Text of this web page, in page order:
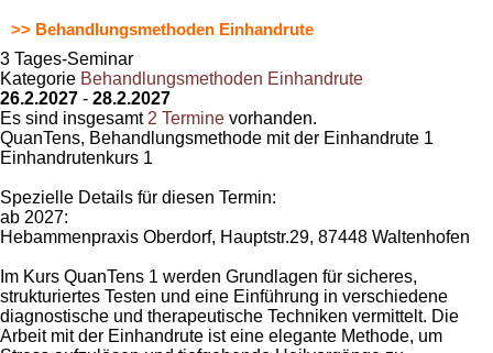
>> Behandlungsmethoden Einhandrute
3 Tages-Seminar
Kategorie Behandlungsmethoden Einhandrute
26.2.2027 - 28.2.2027
Es sind insgesamt 2 Termine vorhanden.
QuanTens, Behandlungsmethode mit der Einhandrute 1
Einhandrutenkurs 1
Spezielle Details für diesen Termin:
ab 2027:
Hebammenpraxis Oberdorf, Hauptstr.29, 87448 Waltenhofen
Im Kurs QuanTens 1 werden Grundlagen für sicheres,
strukturiertes Testen und eine Einführung in verschiedene
diagnostische und therapeutische Techniken vermittelt. Die
Arbeit mit der Einhandrute ist eine elegante Methode, um